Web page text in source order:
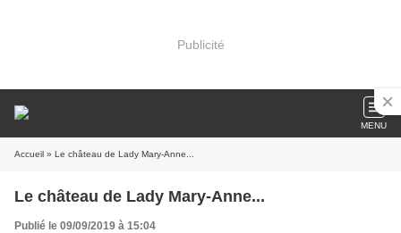
Publicité
MENU
Accueil » Le château de Lady Mary-Anne...
Le château de Lady Mary-Anne...
Publié le 09/09/2019 à 15:04